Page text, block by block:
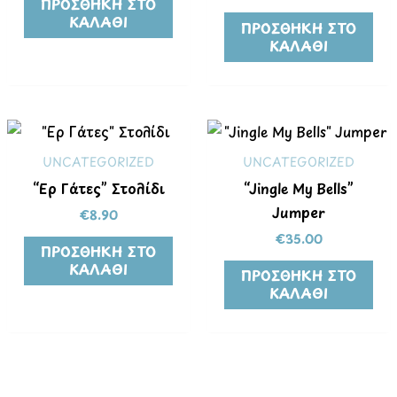
ΚΑΛΆΘΙ
ΠΡΟΣΘΉΚΗ ΣΤΟ
ΚΑΛΆΘΙ
UNCATEGORIZED
“Ερ Γάτες” Στολίδι
€8.90
ΠΡΟΣΘΉΚΗ ΣΤΟ
ΚΑΛΆΘΙ
UNCATEGORIZED
“Jingle My Bells”
Jumper
€35.00
ΠΡΟΣΘΉΚΗ ΣΤΟ
ΚΑΛΆΘΙ